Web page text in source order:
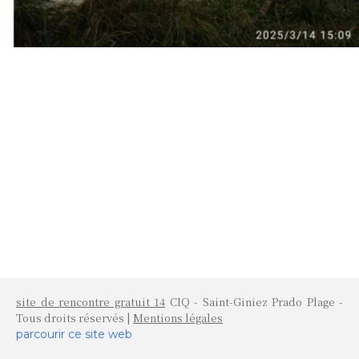
site de rencontre gratuit 14 CIQ - Saint-Giniez Prado Plage -
Tous droits réservés | Mentions légales
parcourir ce site web